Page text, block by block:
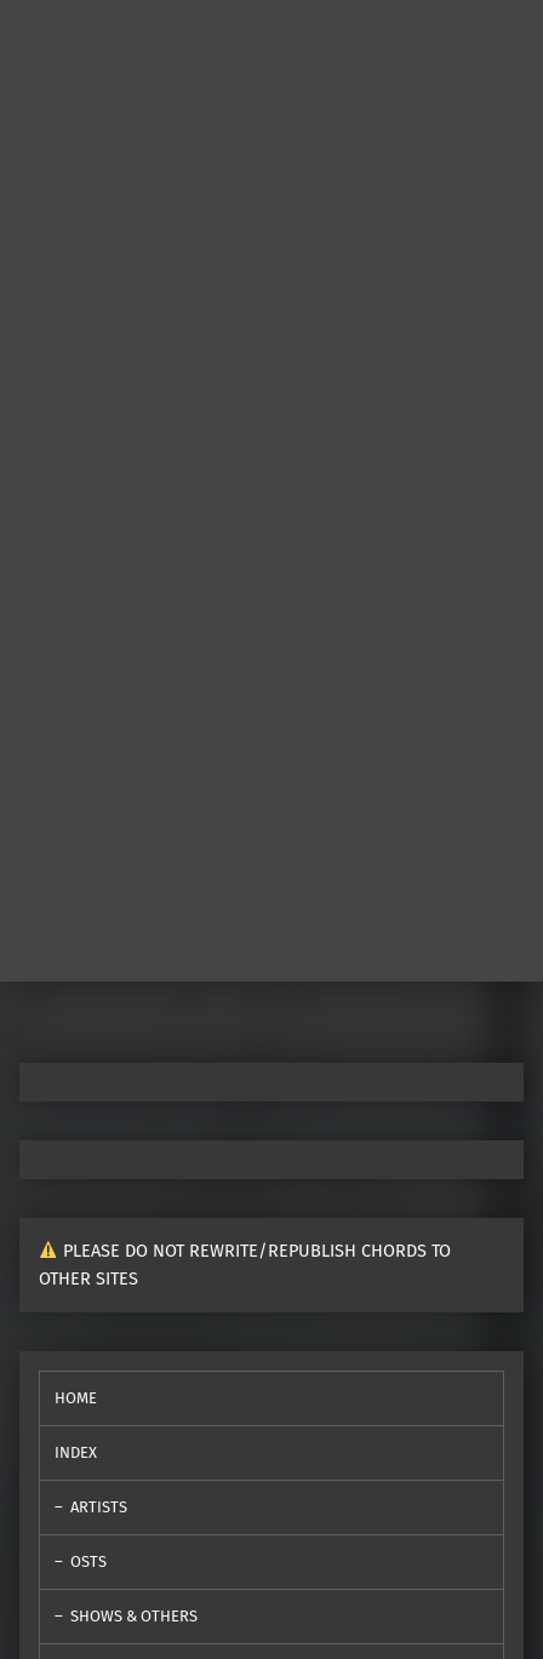
Post navigation
PLEASE DO NOT REWRITE/REPUBLISH CHORDS TO
OTHER SITES
HOME
INDEX
ARTISTS
OSTS
SHOWS & OTHERS